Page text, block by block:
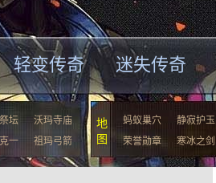
轻变传奇 迷失传奇
坛
沃玛寺庙
一 祖玛弓箭
地
图
蚂蚁巢穴 静寂护玉
荣誉勋章
寒冰之剑